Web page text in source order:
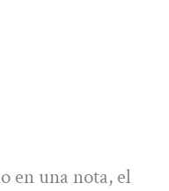
en una nota, el